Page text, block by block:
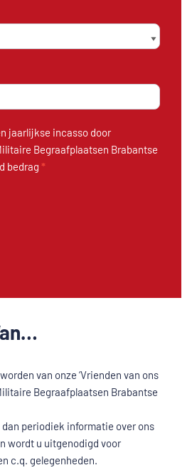
jaarlijkse incasso door
Begraafplaatsen Brabantse
bedrag *
van onze ‘Vrienden van ons
Begraafplaatsen Brabantse
periodiek informatie over ons
wordt u uitgenodigd voor
c.q. gelegenheden.